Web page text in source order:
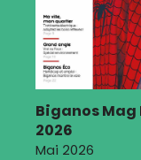
Biganos Mag
2026
Mai 2026